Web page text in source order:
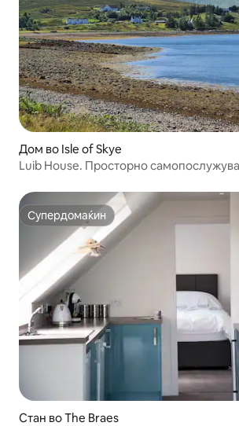
Дом во Isle of Skye
Luib House. Просторно
Супердомаќин
Супердомаќин
Стан во The Braes